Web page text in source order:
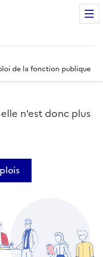
de la fonction publique
n'est donc plus